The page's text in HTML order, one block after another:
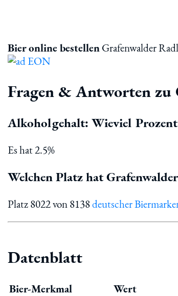
Bier online bestellenGrafenwalder
Fragen & Antworten zu
Alkoholgehalt: Wieviel
Es hat 2.5%
Welchen Platz hat
Platz 8022 von 8138deutscher
Datenblatt
Bier-Merkmal
Wert